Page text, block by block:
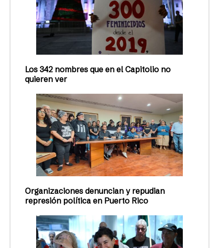
Los 342 nombres que en el Capitolio no
quieren ver
Organizaciones denuncian y repudian
represión política en Puerto Rico